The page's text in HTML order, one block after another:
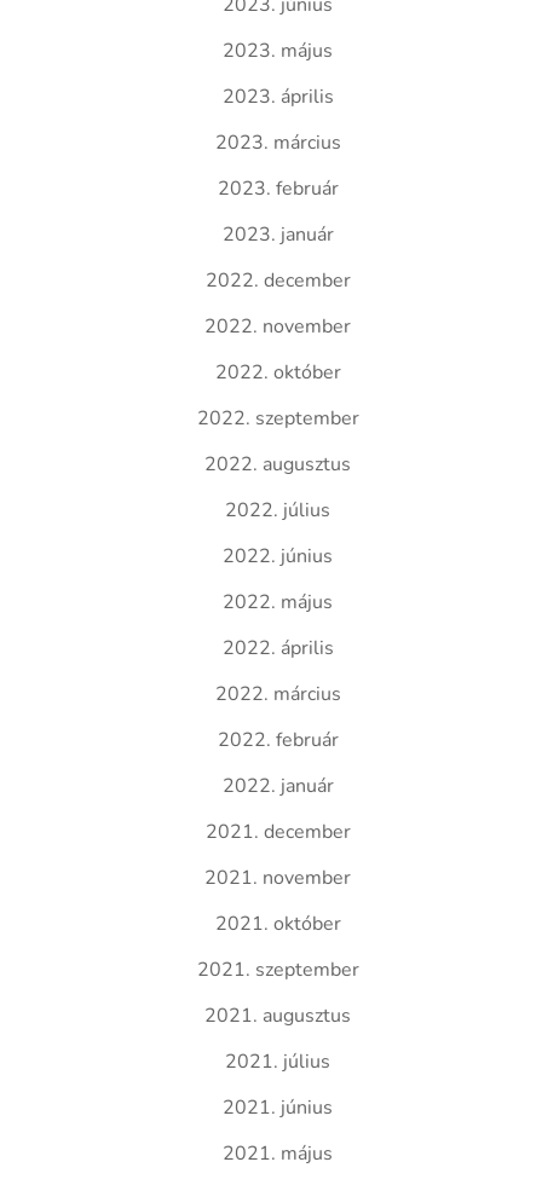
2023. május
2023. április
2023. március
2023. február
2023. január
2022. december
2022. november
2022. október
2022. szeptember
2022. augusztus
2022. július
2022. június
2022. május
2022. április
2022. március
2022. február
2022. január
2021. december
2021. november
2021. október
2021. szeptember
2021. augusztus
2021. július
2021. június
2021. május